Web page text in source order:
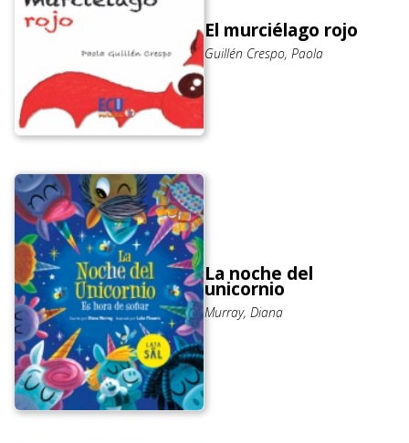
El murciélago rojo
Guillén Crespo, Paola
La noche del
unicornio
Murray, Diana